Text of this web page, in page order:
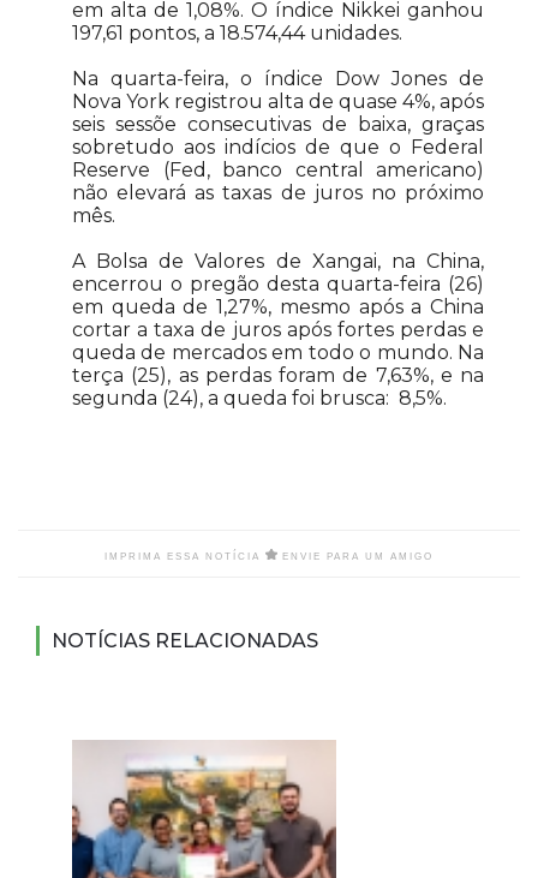
em alta de 1,08%. O índice Nikkei ganhou
197,61 pontos, a 18.574,44 unidades.
Na quarta-feira, o índice Dow Jones de
Nova York registrou alta de quase 4%, após
seis sessõe consecutivas de baixa, graças
sobretudo aos indícios de que o Federal
Reserve (Fed, banco central americano)
não elevará as taxas de juros no próximo
mês.
A Bolsa de Valores de Xangai, na China,
encerrou o pregão desta quarta-feira (26)
em queda de 1,27%, mesmo após a China
cortar a taxa de juros após fortes perdas e
queda de mercados em todo o mundo. Na
terça (25), as perdas foram de 7,63%, e na
segunda (24), a queda foi brusca: 8,5%.
IMPRIMA ESSA NOTÍCIA ENVIE PARA UM AMIGO
NOTÍCIAS RELACIONADAS